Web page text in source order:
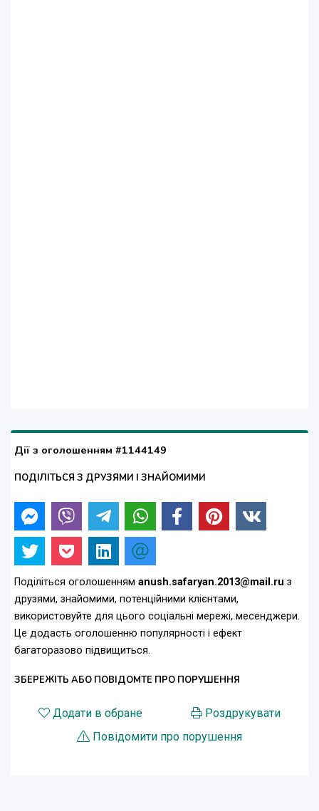
Дії з оголошенням #1144149
ПОДІЛІТЬСЯ З ДРУЗЯМИ І ЗНАЙОМИМИ
Поділіться оголошенням anush.safaryan.2013@mail.ru з
друзями, знайомими, потенційними клієнтами,
використовуйте для цього соціальні мережі, месенджери.
Це додасть оголошенню популярності і ефект
багаторазово підвищиться.
ЗБЕРЕЖІТЬ АБО ПОВІДОМТЕ ПРО ПОРУШЕННЯ
Додати в обране
Роздрукувати
Повідомити про порушення